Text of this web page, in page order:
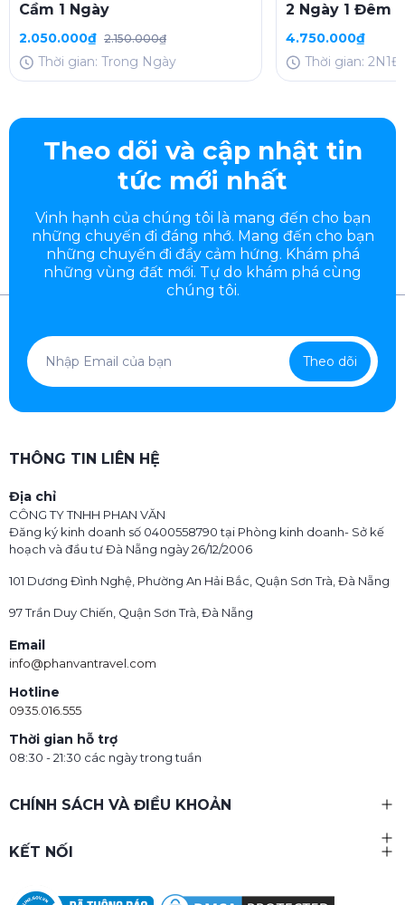
Cầm 1 Ngày
2.050.000₫ 2.150.000₫
Thời gian: Trong Ngày
2 Ngày 1 Đêm
4.750.000₫
Thời gian: 2N1Đ
Theo dõi và cập nhật tin
tức mới nhất
Vinh hạnh của chúng tôi là mang đến cho bạn
những chuyến đi đáng nhớ. Mang đến cho bạn
những chuyến đi đầycảm hứng. Khám phá
những vùng đất mới. Tự do khám phá cùng
chúng tôi.
Theo dõi
THÔNG TIN LIÊN HỆ
Địa chỉ
CÔNG TY TNHH PHAN VĂN
Đăng ký kinh doanh số 0400558790 tại Phòng kinh doanh- Sở kế
hoạch và đầu tư Đà Nẵng ngày 26/12/2006
101 Dương Đình Nghệ, Phường An Hải Bắc, Quận Sơn Trà, Đà Nẵng
97 Trần Duy Chiến, Quận Sơn Trà, Đà Nẵng
Email
info@phanvantravel.com
Hotline
0935.016.555
Thời gian hỗ trợ
08:30 - 21:30 các ngày trong tuần
CHÍNH SÁCH VÀ ĐIỀU KHOẢN
KẾT NỐI